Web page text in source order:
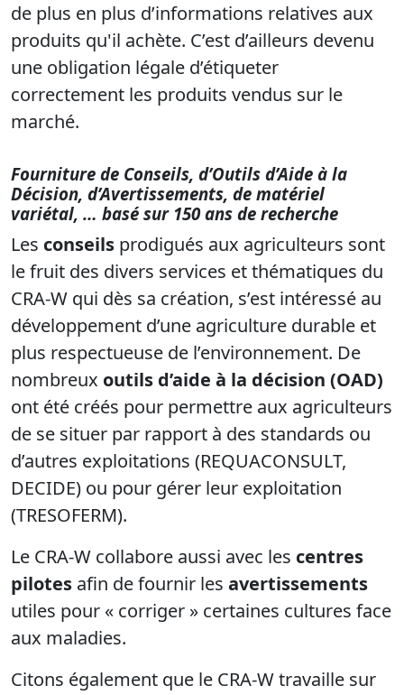
de plus en plus d’informations relatives aux
produits qu'il achète. C’est d’ailleurs devenu
une obligation légale d’étiqueter
correctement les produits vendus sur le
marché.
Fourniture de Conseils, d’Outils d’Aide à la
Décision, d’Avertissements, de matériel
variétal, … basé sur 150 ans de recherche
Les conseils prodigués aux agriculteurs sont
le fruit des divers services et thématiques du
CRA-W qui dès sa création, s’est intéressé au
développement d’une agriculture durable et
plus respectueuse de l’environnement. De
nombreux outils d’aide à la décision (OAD)
ont été créés pour permettre aux agriculteurs
de se situer par rapport à des standards ou
d’autres exploitations (REQUACONSULT,
DECIDE) ou pour gérer leur exploitation
(TRESOFERM).
Le CRA-W collabore aussi avec les centres
pilotes afin de fournir les avertissements
utiles pour « corriger » certaines cultures face
aux maladies.
Citons également que le CRA-W travaille sur